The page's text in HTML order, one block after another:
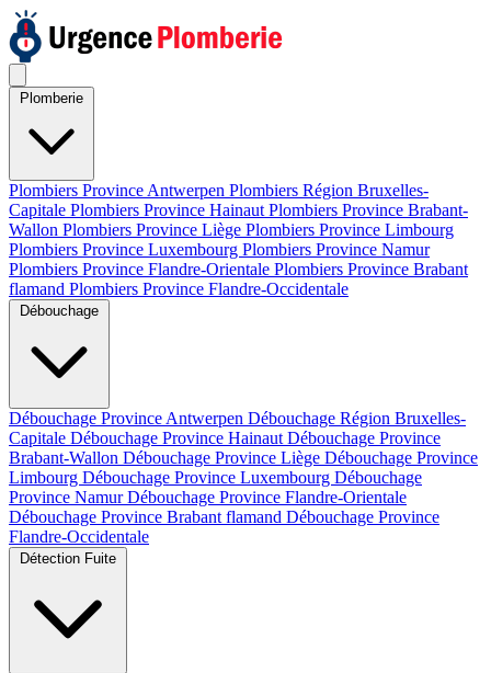
Plombiers Province Antwerpen Plombiers Région Bruxelles-
Capitale Plombiers Province Hainaut Plombiers Province Brabant-
Wallon Plombiers Province Liège Plombiers Province Limbourg
Plombiers Province Luxembourg Plombiers Province Namur
Plombiers Province Flandre-Orientale Plombiers Province Brabant
flamand Plombiers Province Flandre-Occidentale
Débouchage Province Antwerpen Débouchage Région Bruxelles-
Capitale Débouchage Province Hainaut Débouchage Province
Brabant-Wallon Débouchage Province Liège Débouchage Province
Limbourg Débouchage Province Luxembourg Débouchage
Province NamurDébouchage Province Flandre-Orientale
Débouchage Province Brabant flamand Débouchage Province
Flandre-Occidentale